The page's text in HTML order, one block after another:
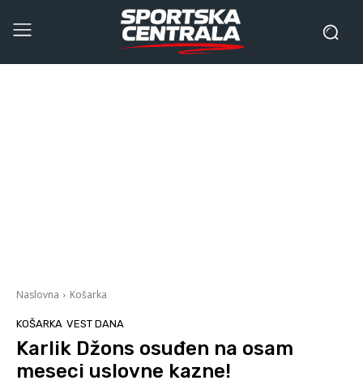
Naslovna Košarka
KOŠARKA VEST DANA
Karlik Džons osuđen na osam
meseci uslovne kazne!